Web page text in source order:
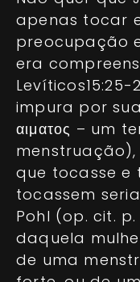
apenas tocar
preocupação
era
impura por
αιματος – um
que tocasse e
tocassem
Pohl (op. cit.
daquela
de uma